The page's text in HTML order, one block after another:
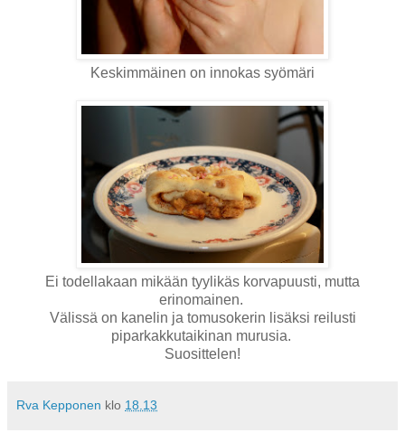
Keskimmäinen on innokas syömäri
Ei todellakaan mikään tyylikäs korvapuusti, mutta
erinomainen.
Välissä on kanelin ja tomusokerin lisäksi reilusti
piparkakkutaikinan murusia.
Suosittelen!
Rva Kepponen klo 18.13